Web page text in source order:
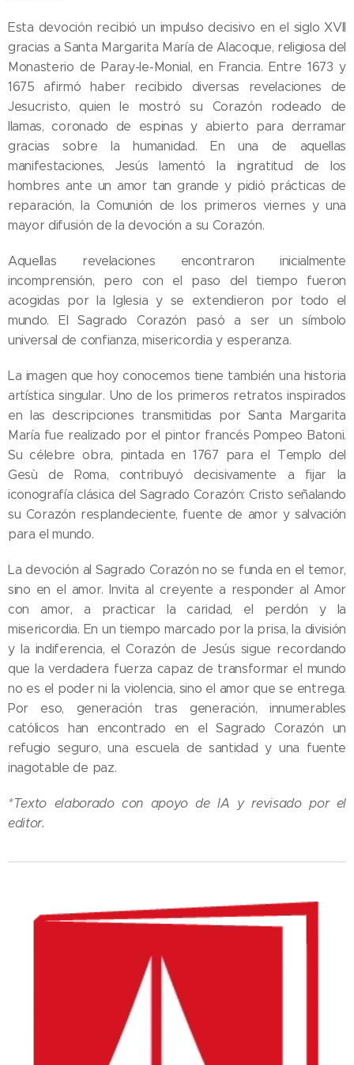
Esta devoción recibió un impulso decisivo en el siglo XVII
gracias a Santa Margarita María de Alacoque, religiosa del
Monasterio de Paray-le-Monial, en Francia. Entre 1673 y
1675 afirmó haber recibido diversas revelaciones de
Jesucristo, quien le mostró su Corazón rodeado de
llamas, coronado de espinas y abierto para derramar
gracias sobre la humanidad. En una de aquellas
manifestaciones, Jesús lamentó la ingratitud de los
hombres ante un amor tan grande y pidió prácticas de
reparación, la Comunión de los primeros viernes y una
mayor difusión de la devoción a su Corazón.
Aquellas revelaciones encontraron inicialmente
incomprensión, pero con el paso del tiempo fueron
acogidas por la Iglesia y se extendieron por todo el
mundo. El Sagrado Corazón pasó a ser un símbolo
universal de confianza, misericordia y esperanza.
La imagen que hoy conocemos tiene también una historia
artística singular. Uno de los primeros retratos inspirados
en las descripciones transmitidas por Santa Margarita
María fue realizado por el pintor francés Pompeo Batoni.
Su célebre obra, pintada en 1767 para el Templo del
Gesù de Roma, contribuyó decisivamente a fijar la
iconografía clásica del Sagrado Corazón: Cristo señalando
su Corazón resplandeciente, fuente de amor y salvación
para el mundo.
La devoción al Sagrado Corazón no se funda en el temor,
sino en el amor. Invita al creyente a responder al Amor
con amor, a practicar la caridad, el perdón y la
misericordia. En un tiempo marcado por la prisa, la división
y la indiferencia, el Corazón de Jesús sigue recordando
que la verdadera fuerza capaz de transformar el mundo
no es el poder ni la violencia, sino el amor que se entrega.
Por eso, generación tras generación, innumerables
católicos han encontrado en el Sagrado Corazón un
refugio seguro, una escuela de santidad y una fuente
inagotable de paz.
*Texto elaborado con apoyo de IA y revisado por el
editor.